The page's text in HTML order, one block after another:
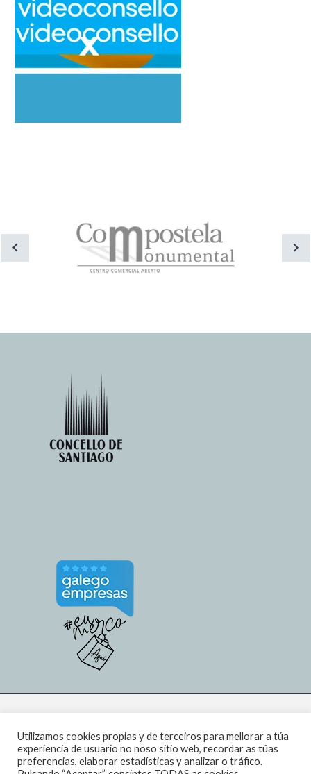
Utilizamos cookies propias y de terceiros para mellorar a túa
experiencia de usuario no noso sitio web, recordar as túas
preferencias, elaborar estadísticas y analizar o tráfico.